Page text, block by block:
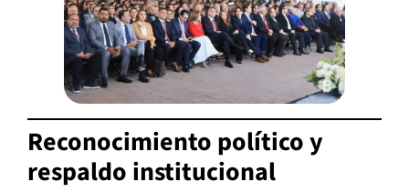
Reconocimiento político y
respaldo institucional